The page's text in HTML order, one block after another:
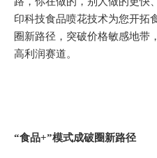
印科技食品喷花技术为您开拓
圈新路径，突破价格敏感地带
高利润赛道。
“食品+”模式成破圈新路径